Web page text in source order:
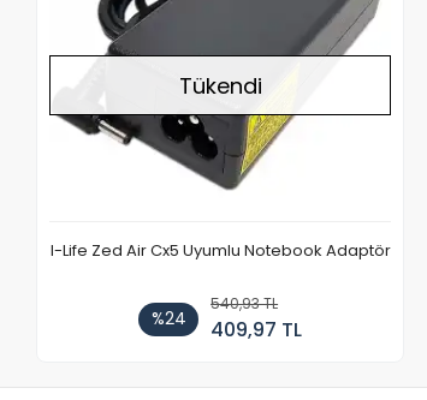
Tükendi
I-Life Zed Air Cx5 Uyumlu Notebook Adaptör
%24
540,93 TL
409,97 TL